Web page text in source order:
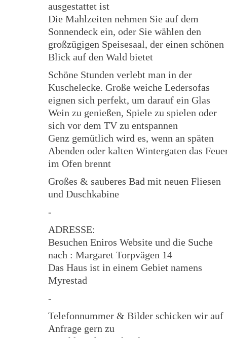
ausgestattet ist
Die Mahlzeiten nehmen Sie auf dem
Sonnendeck ein, oder Sie wählen den
großzügigen Speisesaal, der einen schönen
Blick auf den Wald bietet
Schöne Stunden verlebt man in der
Kuschelecke. Große weiche Ledersofas
eignen sich perfekt, um darauf ein Glas
Wein zu genießen, Spiele zu spielen oder
sich vor dem TV zu entspannen
Genz gemütlich wird es, wenn an späten
Abenden oder kalten Wintergaten das
im Ofen brennt
Großes & sauberes Bad mit neuen Fliesen
und Duschkabine
-
ADRESSE:
Besuchen Eniros Website und die Suche
nach : Margaret Torpvägen 14
Das Haus ist in einem Gebiet namens
Myrestad
-
Telefonnummer & Bilder schicken wir auf
Anfrage gern zu